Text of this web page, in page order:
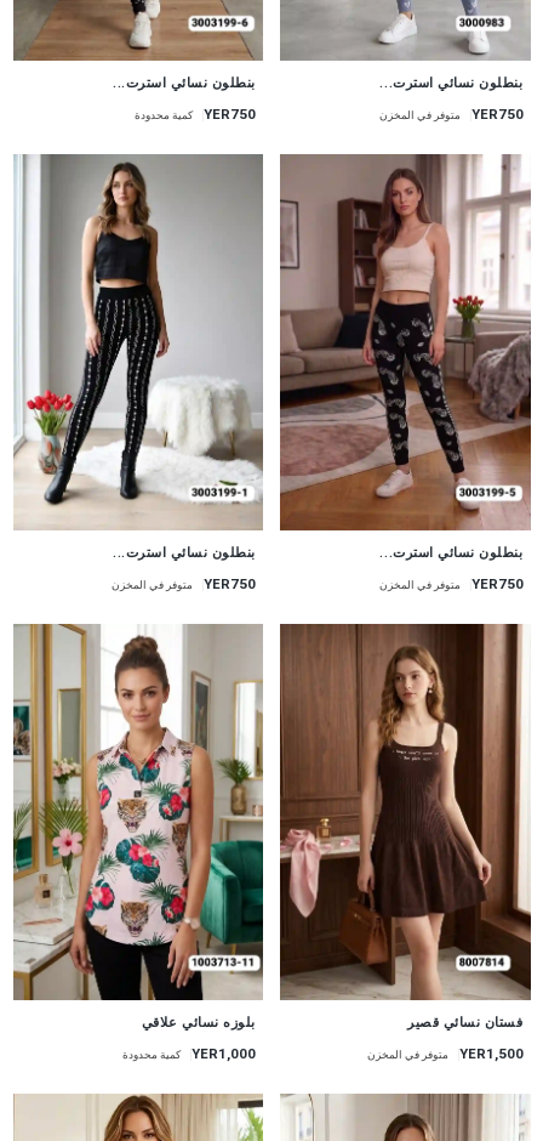
جديد
بنطلون نسائي استرت...
YER750 متوفر في المخزن
جديد
بنطلون نسائي استرت...
YER750 كمية محدودة
جديد
بنطلون نسائي استرت...
YER750 متوفر في المخزن
جديد
بنطلون نسائي استرت...
YER750 متوفر في المخزن
جديد
فستان نسائي قصير
YER1,500 متوفر في المخزن
جديد
بلوزه نسائي علاقي
YER1,000 كمية محدودة